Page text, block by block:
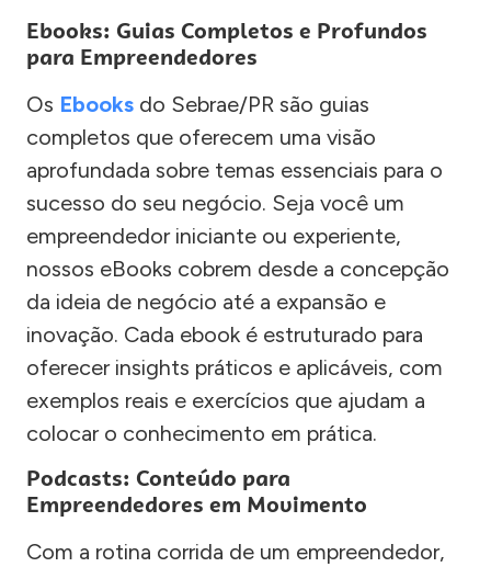
Ebooks: Guias Completos e Profundos
para Empreendedores
Os Ebooks do Sebrae/PR são guias
completos que oferecem uma visão
aprofundada sobre temas essenciais para o
sucesso do seu negócio. Seja você um
empreendedor iniciante ou experiente,
nossos eBooks cobrem desde a concepção
da ideia de negócio até a expansão e
inovação. Cada ebook é estruturado para
oferecer insights práticos e aplicáveis, com
exemplos reais e exercícios que ajudam a
colocar o conhecimento em prática.
Podcasts: Conteúdo para
Empreendedores em Movimento
Com a rotina corrida de um empreendedor,